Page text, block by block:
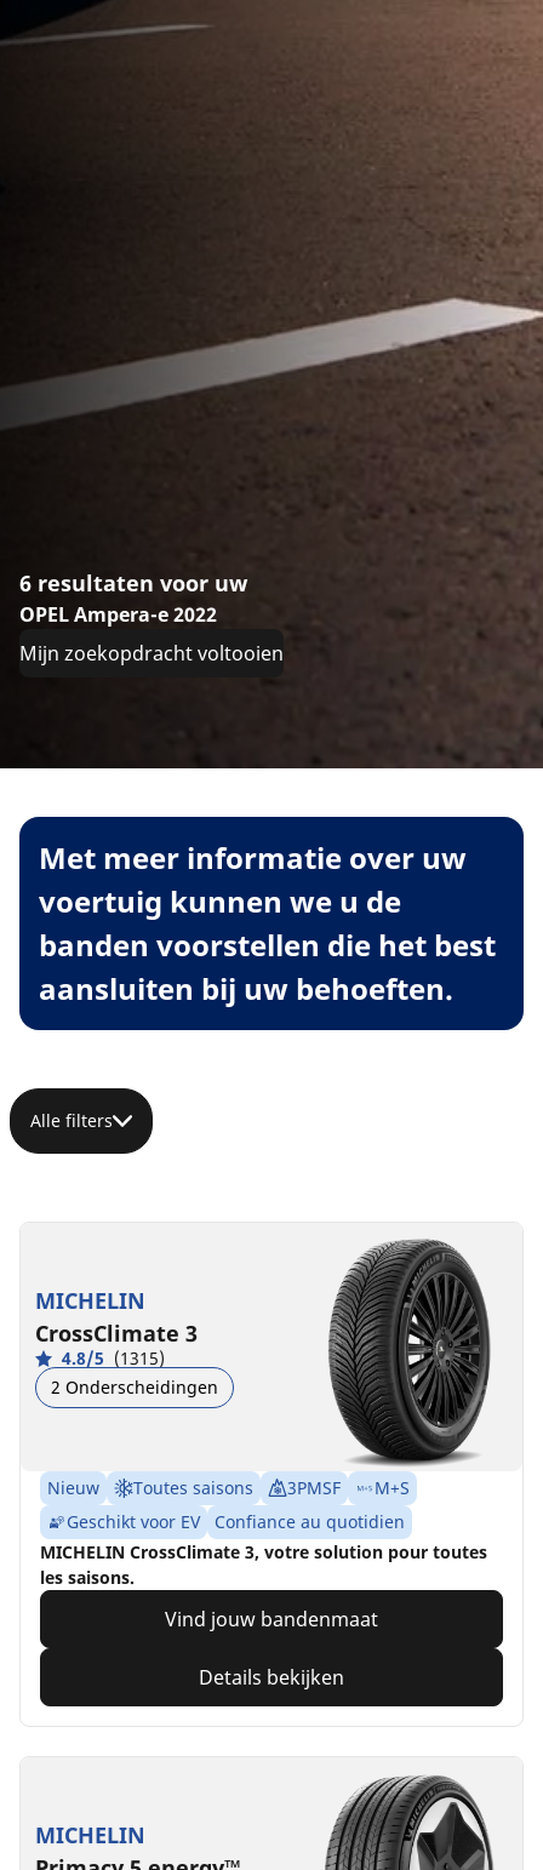
6 resultaten voor uw
OPEL Ampera-e 2022
Mijn zoekopdracht voltooien
Met meer informatie over uw
voertuig kunnen we u de
banden voorstellen die het best
aansluiten bij uw behoeften.
Alle filters
MICHELIN
CrossClimate 3
4.8/5 (1315)
2 Onderscheidingen
Nieuw Toutes saisons 3PMSF
M+S
Geschikt voor EV
Confiance au quotidien
MICHELIN CrossClimate 3, votre solution pour toutes
les saisons.
Vind jouw bandenmaat
Details bekijken
MICHELIN